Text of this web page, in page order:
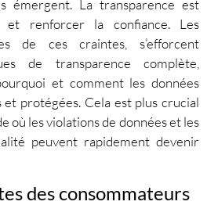
émergent. La transparence est
renforcer la confiance. Les
de ces craintes, s’efforcent
de transparence complète,
et comment les données
protégées. Cela est plus crucial
où les violations de données et les
peuvent rapidement devenir
des consommateurs